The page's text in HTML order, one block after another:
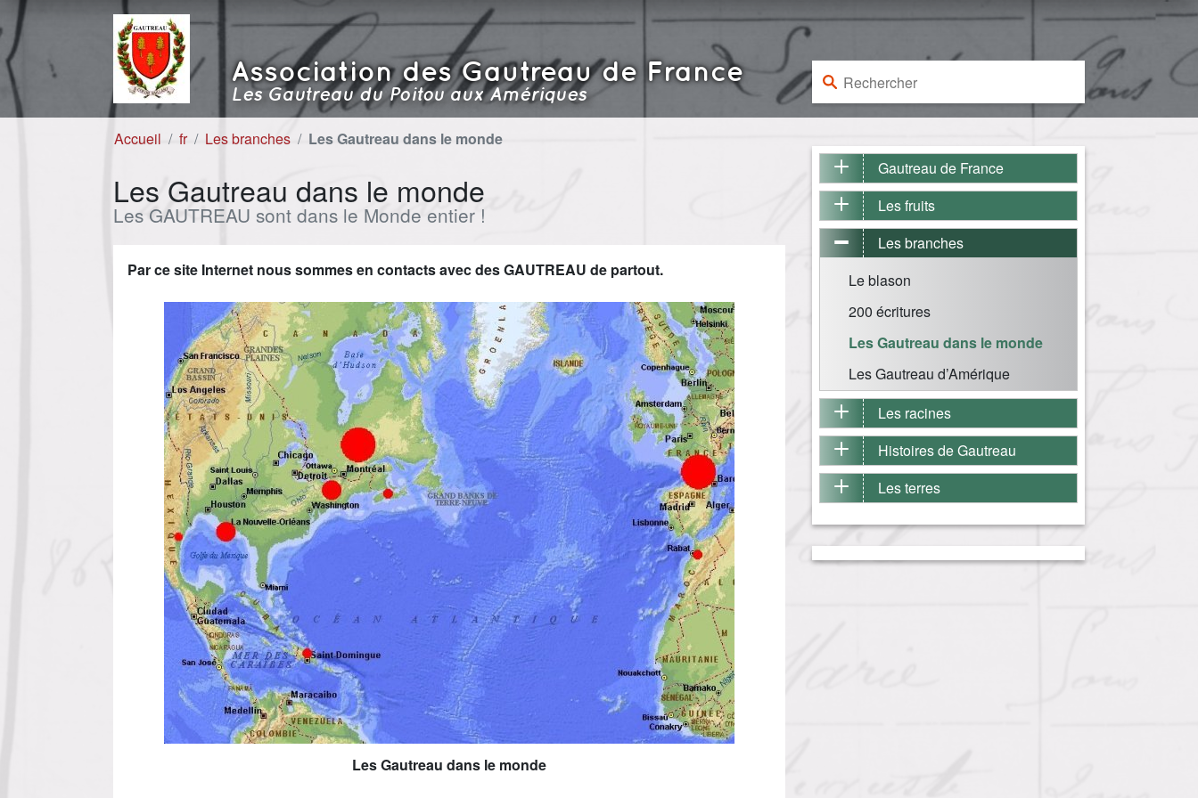
Aller au contenu
Aller à la navigation
Association des Gautreau de France
Les Gautreau du Poitou aux Amériques
Rechercher :
Accueil fr Les branches Les Gautreau dans le monde
Les Gautreau dans le monde
Les GAUTREAU sont dans le Monde entier !
Par ce site Internet nous sommes en contacts avec des GAUTREAU de partout.
Les Gautreau dans le monde
Gautreau de France
Les fruits
Les branches
Le blason
200 écritures
Les Gautreau dans le monde
Les Gautreau d’Amérique
Les racines
Histoires de Gautreau
Les terres